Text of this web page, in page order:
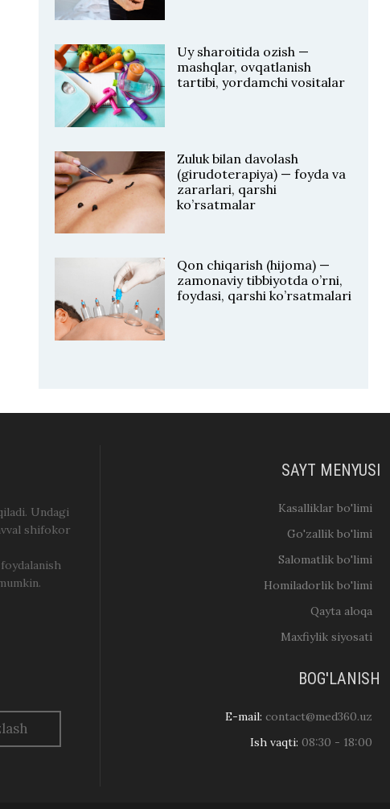
Uy sharoitida ozish —
mashqlar, ovqatlanish
tartibi, yordamchi vositalar
Zuluk bilan davolash
(girudoterapiya) — foyda va
zararlari, qarshi
ko’rsatmalar
Qon chiqarish (hijoma) —
zamonaviy tibbiyotda o’rni,
foydasi, qarshi ko’rsatmalari
Undagi
shifokor
SAYT MENYUSI
Kasalliklar bo'limi
Go'zallik bo'limi
Salomatlik bo'limi
Homiladorlik bo'limi
Qayta aloqa
Maxfiylik siyosati
BOG'LANISH
E-mail: contact@med360.uz
Ish vaqti: 08:30 - 18:00